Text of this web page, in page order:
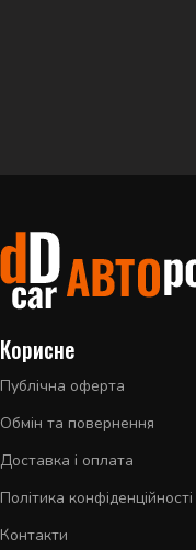
Корисне
Публічна оферта
Обмін та повернення
Доставка і оплата
Політика конфіденційності
Контакти